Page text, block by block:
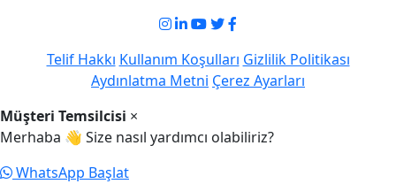
Telif Hakkı Kullanım Koşulları Gizlilik Politikası
Aydınlatma Metni Çerez Ayarları
Müşteri Temsilcisi ×
Merhaba 👋 Size nasıl yardımcı olabiliriz?
WhatsApp Başlat